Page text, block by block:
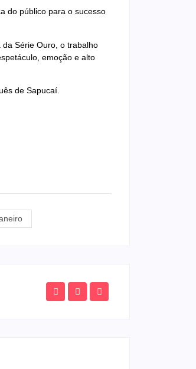
do público para o sucesso
Série Ouro, o trabalho
emoção e alto
de Sapucaí.